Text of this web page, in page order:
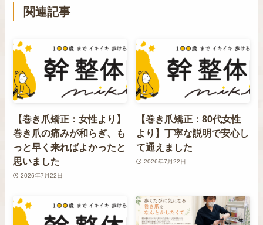
関連記事
【巻き爪矯正：女性より】
巻き爪の痛みが和らぎ、も
っと早く来ればよかったと
思いました
2026年7月22日
【巻き爪矯正：80代女性
より】丁寧な説明で安心し
て通えました
2026年7月22日